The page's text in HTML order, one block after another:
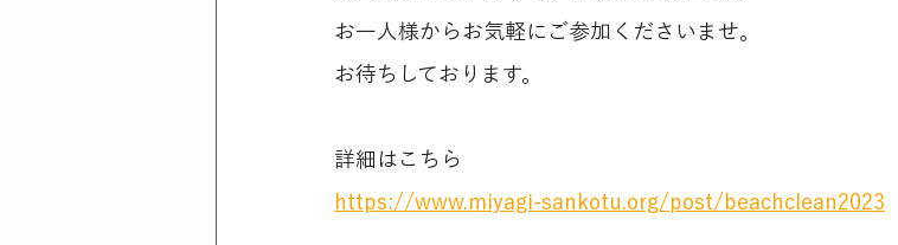
お一人様からお気軽にご参加くださいませ。
お待ちしております。
詳細はこちら
https://www.miyagi-sankotu.org/post/beachclean2023